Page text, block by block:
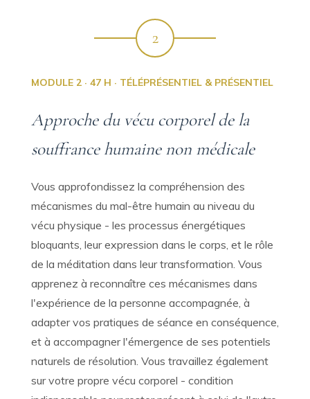
2
MODULE 2 · 47 H · TÉLÉPRÉSENTIEL & PRÉSENTIEL
Approche du vécu corporel de la
souffrance humaine non médicale
Vous approfondissez la compréhension des
mécanismes du mal-être humain au niveau du
vécu physique - les processus énergétiques
bloquants, leur expression dans le corps, et le rôle
de la méditation dans leur transformation. Vous
apprenez à reconnaître ces mécanismes dans
l'expérience de la personne accompagnée, à
adapter vos pratiques de séance en conséquence,
et à accompagner l'émergence de ses potentiels
naturels de résolution. Vous travaillez également
sur votre propre vécu corporel - condition